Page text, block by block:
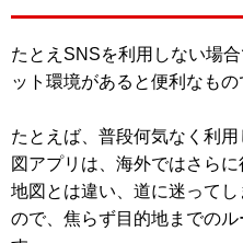
たとえSNSを利用しない場
ット環境があると便利なもの
たとえば、普段何気なく利
図アプリは、海外ではさら
地図とは違い、道に迷って
ので、焦らず目的地までの